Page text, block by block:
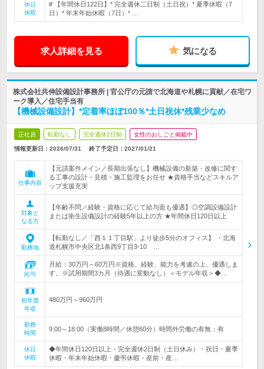
休日
休暇
# 【年間休日122日】* 完全週休二日制（土日祝）* 夏季休暇（7
日）* 年末年始休暇（7日）* …
求人詳細を見る 気になる
株式会社共伸設備設計事務所 | 官公庁の元請で北海道や札幌に貢献／在宅ワ
ーク導入／住宅手当有
【機械設備設計】*定着率ほぼ100％*土日祝休*残業少なめ
正社員 転勤なし 完全週休2日制 女性のおしごと掲載中
情報更新日：2026/07/31 終了予定日： 2027/01/21
仕事内容
【元請案件メイン／長期出張なし】機械設備の新築・改修に関す
る工事の設計・見積・施工監理をお任せ ★資格手当などスキルア
ップ支援充実
対象と
なる方
【年齢不問／経験・資格に応じて給与面も優遇】◎空調設備設計
または衛生設備設計の経験5年以上の方 ★年間休日120日以上
勤務地
【転勤なし／「西１１丁目駅」より徒歩5分のオフィス】 ・北海
道札幌市中央区北1条西9丁目3-10 …
給与
月給：30万円～60万円※資格、経験、能力を考慮の上、優遇しま
す。※試用期間3カ月（待遇に変動なし）＜モデル年収＞◆…
初年度
年収
480万円～960万円
勤務
時間
9:00～18:00（実働8時間／休憩60分）時間外労働の有無：有
休日
休暇
◆年間休日120日以上・完全週休2日制（土日休み）・祝日・夏季
休暇・年末年始休暇・慶弔休暇・産前・産…